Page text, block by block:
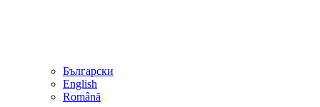
Български
English
Română